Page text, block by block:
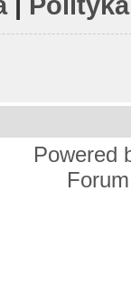
Powered